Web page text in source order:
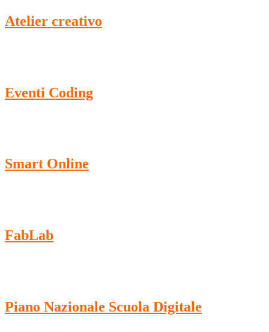
Atelier creativo
Eventi Coding
Smart Online
FabLab
Piano Nazionale Scuola Digitale